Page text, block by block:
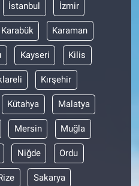
İstanbul İzmir
Karabük Karaman
Kayseri Kilis
Kırşehir
Kütahya Malatya
Mersin Muğla
Niğde Ordu
Sakarya